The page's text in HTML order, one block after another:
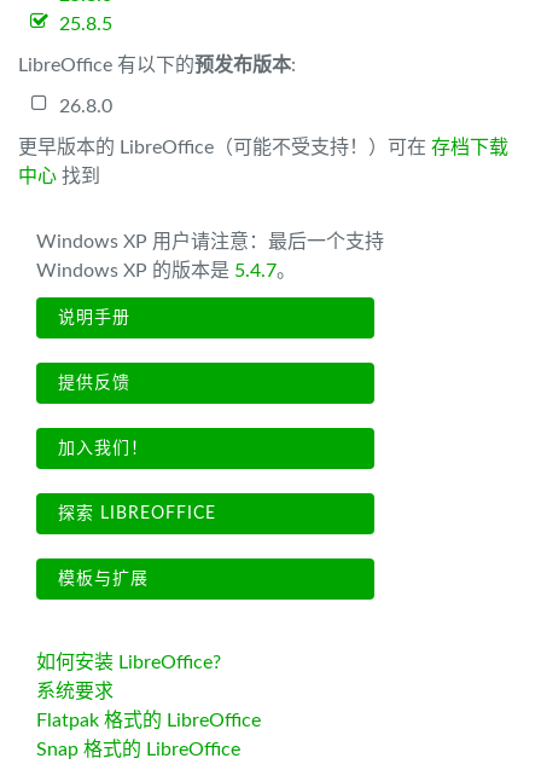
25.8.5
LibreOffice 有以下的预发布版本:
26.8.0
更早版本的 LibreOffice（可能不受支持！）可在 存档下载
中心 找到
Windows XP 用户请注意：最后一个支持
Windows XP 的版本是 5.4.7。
说明手册
提供反馈
加入我们！
探索 LIBREOFFICE
模板与扩展
如何安装 LibreOffice?
系统要求
Flatpak 格式的 LibreOffice
Snap 格式的 LibreOffice